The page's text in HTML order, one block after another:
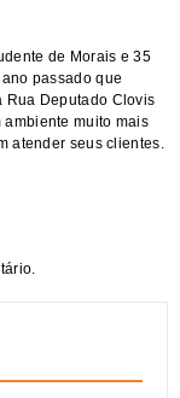
de Morais e 35
passado que
Rua Deputado Clovis
muito mais
atender seus clientes.